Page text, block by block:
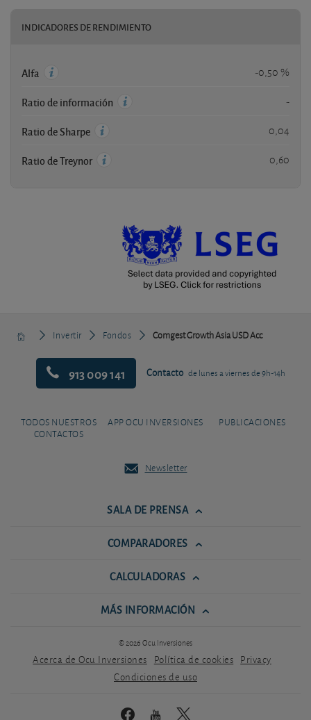
INDICADORES DE RENDIMIENTO
Alfa -0,50 %
Ratio de información -
Ratio de Sharpe 0,04
Ratio de Treynor 0,60
Invertir Fondos Comgest Growth Asia USD Acc
913 009 141 Contacto de lunes a viernes de 9h-14h
TODOS NUESTROS
CONTACTOS
APP OCU INVERSIONES PUBLICACIONES
Newsletter
SALA DE PRENSA
COMPARADORES
CALCULADORAS
MÁS INFORMACIÓN
© 2026 Ocu Inversiones
Acerca de Ocu Inversiones Política de cookies Privacy
Condiciones de uso